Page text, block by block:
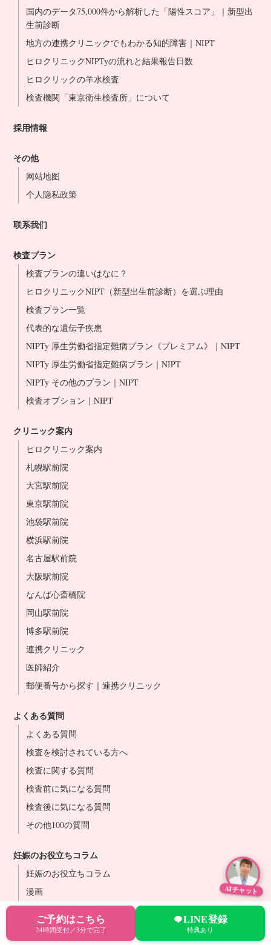
国内のデータ75,000件から解析した「陽性スコア」｜新型出
生前診断
地方の連携クリニックでもわかる知的障害｜NIPT
ヒロクリニックNIPTyの流れと結果報告日数
ヒロクリックの羊水検査
検査機関「東京衛生検査所」について
採用情報
その他
网站地图
个人隐私政策
联系我们
検査プラン
検査プランの違いはなに？
ヒロクリニックNIPT（新型出生前診断）を選ぶ理由
検査プラン一覧
代表的な遺伝子疾患
NIPTy 厚生労働省指定難病プラン《プレミアム》｜NIPT
NIPTy 厚生労働省指定難病プラン｜NIPT
NIPTy その他のプラン｜NIPT
検査オプション｜NIPT
クリニック案内
ヒロクリニック案内
札幌駅前院
大宮駅前院
東京駅前院
池袋駅前院
横浜駅前院
名古屋駅前院
大阪駅前院
なんば心斎橋院
岡山駅前院
博多駅前院
連携クリニック
医師紹介
郵便番号から探す｜連携クリニック
よくある質問
よくある質問
検査を検討されている方へ
検査に関する質問
検査前に気になる質問
検査後に気になる質問
その他100の質問
妊娠のお役立ちコラム
妊娠のお役立ちコラム
漫画
ご予約はこちら
24時間受付／3分で完了
LINE登録
特典あり
AIチャット